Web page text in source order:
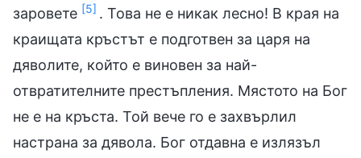
заровете [5] . Това не е никак лесно! В края на
краищата кръстът е подготвен за царя на
дяволите, който е виновен за най-
отвратителните престъпления. Мястото на Бог
не е на кръста. Той вече го е захвърлил
настрана за дявола. Бог отдавна е излязъл